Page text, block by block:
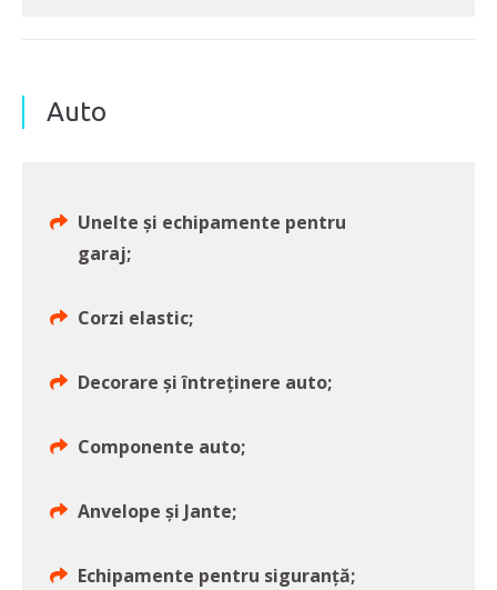
Auto
Unelte și echipamente pentru
garaj;
Corzi elastic;
Decorare și întreținere auto;
Componente auto;
Anvelope și Jante;
Echipamente pentru siguranță;